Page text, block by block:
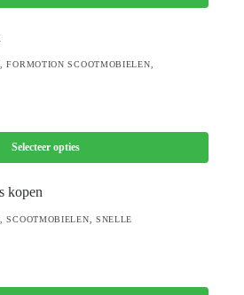
,FORMOTION SCOOTMOBIELEN,
Selecteer opties
,SCOOTMOBIELEN, SNELLE